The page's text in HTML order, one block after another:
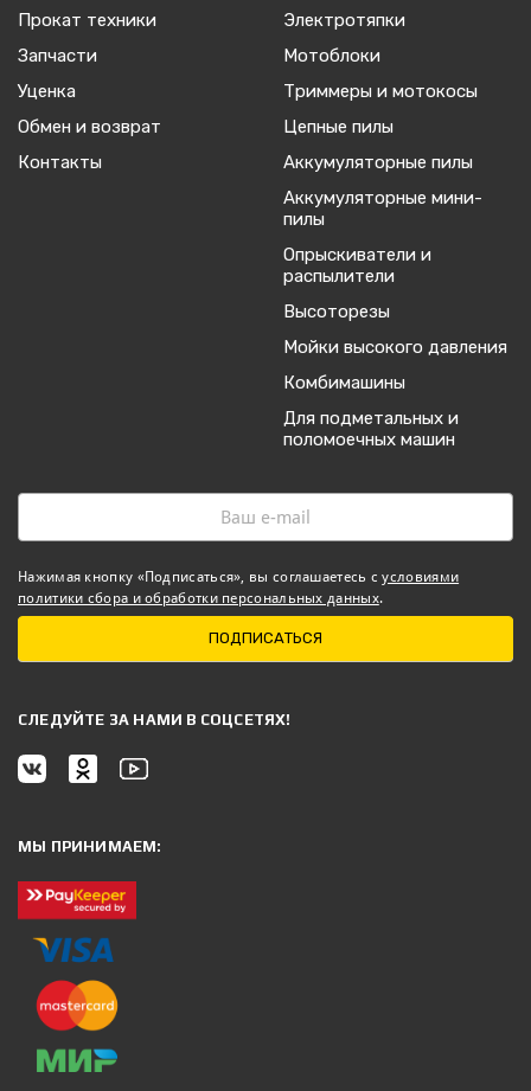
Прокат техники
Запчасти
Уценка
Обмен и возврат
Контакты
Электротяпки
Мотоблоки
Триммеры и мотокосы
Цепные пилы
Аккумуляторные пилы
Аккумуляторные мини-
пилы
Опрыскиватели и
распылители
Высоторезы
Мойки высокого давления
Комбимашины
Для подметальных и
поломоечных машин
Нажимая кнопку «Подписаться», вы соглашаетесь сусловиями
политики сбора и обработки персональных данных.
ПОДПИСАТЬСЯ
CЛЕДУЙТЕ ЗА НАМИ В СОЦСЕТЯХ!
МЫ ПРИНИМАЕМ: